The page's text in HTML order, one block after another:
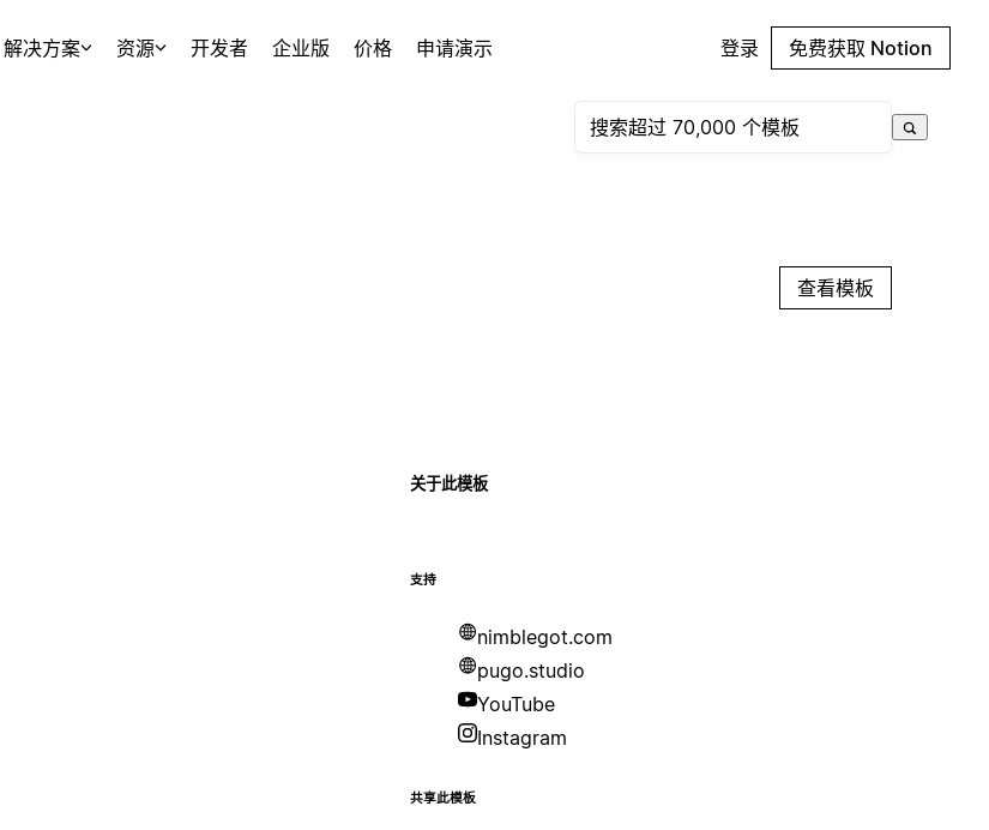
解决方案 资源 开发者 企业版 价格 申请演示 登录 免费获取 Notion
查看模板
关于此模板
支持
nimblegot.com
pugo.studio
YouTube
Instagram
共享此模板